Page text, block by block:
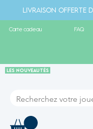
Livraison offerte
Carte cadeau FAQ
Les Nouveautés